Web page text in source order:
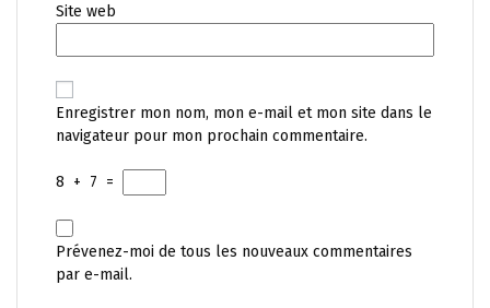
Site web
Enregistrer mon nom, mon e-mail et mon site dans le
navigateur pour mon prochain commentaire.
8 + 7 =
Prévenez-moi de tous les nouveaux commentaires
par e-mail.